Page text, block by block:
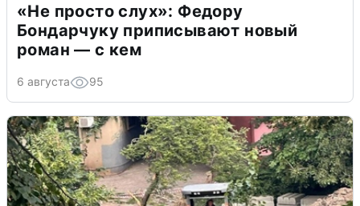
«Не просто слух»: Федору
Бондарчуку приписывают новый
роман — с кем
6 августа 95